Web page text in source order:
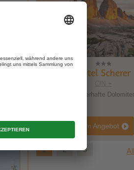
Hotel Scherer
Zauberhafte
zum Angebot
1 2 3